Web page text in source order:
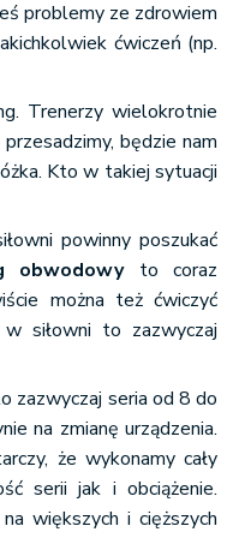
problemy ze zdrowiem
ćwiczeń (np.
Trenerzy wielokrotnie
będzie nam
Kto w takiej sytuacji
powinny poszukać
obwodowyto coraz
można też ćwiczyć
siłowni to zazwyczaj
zazwyczaj seria od 8 do
na zmianę urządzenia.
że wykonamy cały
serii jak i obciążenie.
większych i cięższych